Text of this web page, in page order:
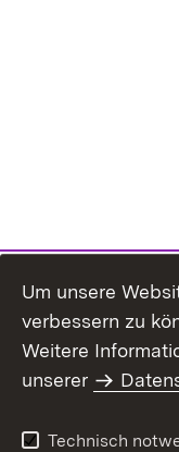
Um unsere
verbessern zu
Weitere
unserer
Technisch